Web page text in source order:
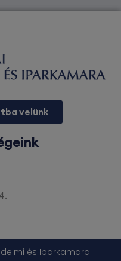
velünk
és Iparkamara